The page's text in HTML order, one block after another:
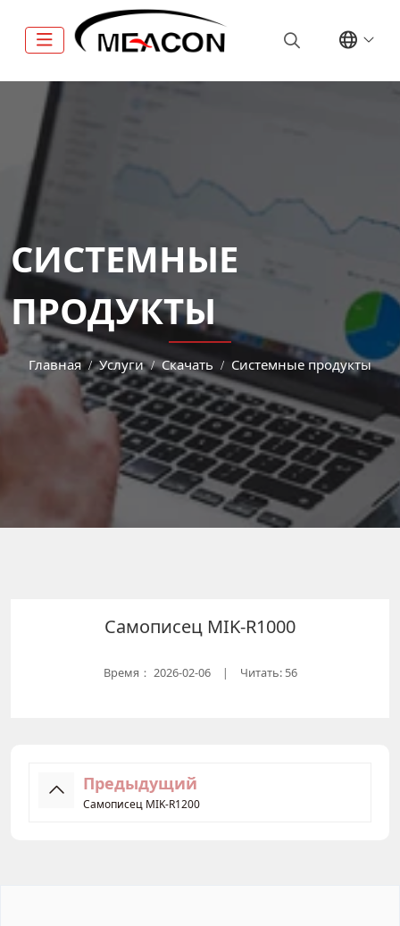
СИСТЕМНЫЕ
ПРОДУКТЫ
Главная Услуги Скачать Системные продукты
Самописец MIK-R1000
Время： 2026-02-06 | Читать: 56
Предыдущий
Самописец MIK-R1200